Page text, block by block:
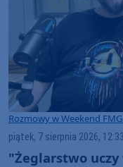
Rozmowy w Weekend FM
piątek, 7 sierpnia 2026, 12:33
"Żeglarstwo uczy